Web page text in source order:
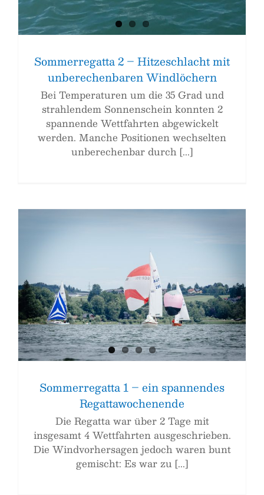
Sommerregatta 2 – Hitzeschlacht mit
unberechenbaren Windlöchern
Bei Temperaturen um die 35 Grad und
strahlendem Sonnenschein konnten 2
spannende Wettfahrten abgewickelt
werden. Manche Positionen wechselten
unberechenbar durch [...]
Sommerregatta 1 – ein spannendes
Regattawochenende
Die Regatta war über 2 Tage mit
insgesamt 4 Wettfahrten ausgeschrieben.
Die Windvorhersagen jedoch waren bunt
gemischt: Es war zu [...]